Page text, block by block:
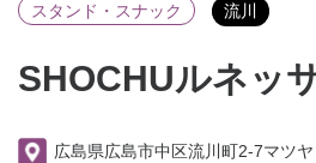
スタンド・スナック 流川
SHOCHUルネッ
広島県広島市中区流川町2-7マツ